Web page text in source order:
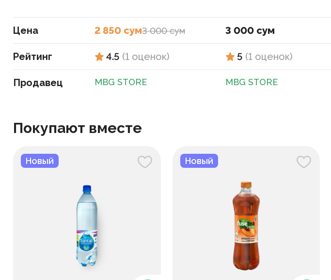
Цена
Рейтинг
Продавец
2 850 сум3 000 сум
4.5 (1 оценок)
MBG STORE
3 000 сум
5 (1 оценок)
MBG STORE
Покупают вместе
Новый Новый